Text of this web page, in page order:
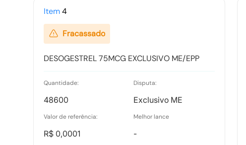
Tipo:Documento
Relatório de Proposta Comercial
Item4
Fracassado
DESOGESTREL 75MCG EXCLUSIVO ME/EPP
Quantidade:
48600
Disputa:
Exclusivo ME
Valor de referência:
R$ 0,0001
Melhor lance
-